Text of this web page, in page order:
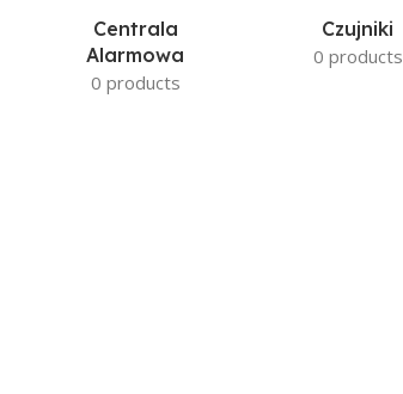
Centrala
Alarmowa
0 products
Czujniki
0 products